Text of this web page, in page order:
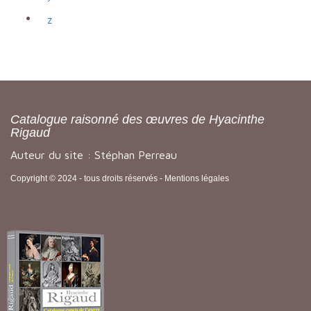
z
Catalogue raisonné des œuvres de Hyacinthe
Rigaud
Auteur du site : Stéphan Perreau
Copyright © 2024 - tous droits réservés - Mentions légales